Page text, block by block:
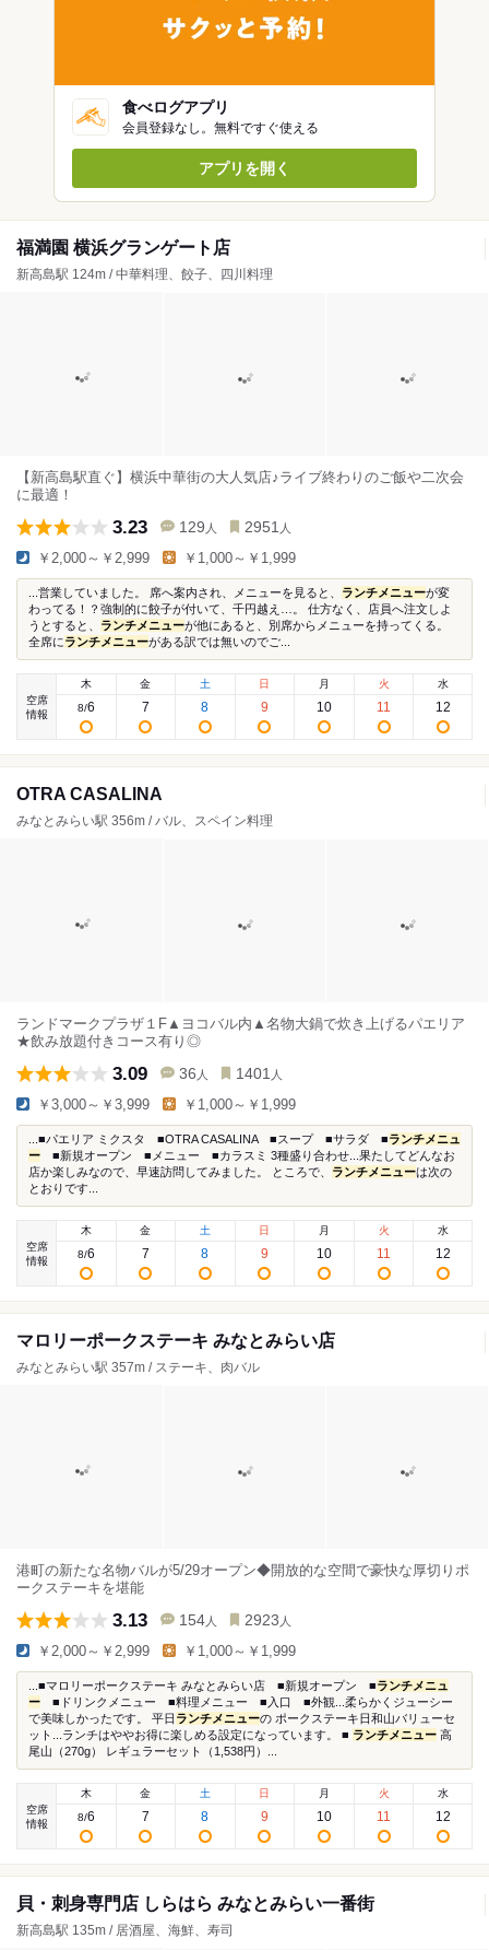
食べログアプリ
会員登録なし。無料ですぐ使える
アプリを開く
福満園 横浜グランゲート店
新高島駅 124m / 中華料理、餃子、四川料理
【新高島駅直ぐ】横浜中華街の大人気店♪ライブ終わりのご飯や二次会
に最適！
3.23 129 人 2951 人
￥2,000～￥2,999 ￥1,000～￥1,999
...営業していました。 席へ案内され、メニューを見ると、 ランチメニューが変
わってる！？強制的に餃子が付いて、千円越え…。 仕方なく、店員へ注文しよ
うとすると、 ランチメニューが他にあると、別席からメニューを持ってくる。
全席にランチメニューがある訳では無いのでご...
空席
情報
木
8/6
金
7
土
8
日
9
月
10
火
11
水
12
OTRA CASALINA
みなとみらい駅 356m / バル、スペイン料理
ランドマークプラザ１F▲ヨコバル内▲名物大鍋で炊き上げるパエリア
★飲み放題付きコース有り◎
3.09 36 人 1401 人
￥3,000～￥3,999 ￥1,000～￥1,999
...■パエリア ミクスタ ■OTRA CASALINA ■スープ ■サラダ ■ランチメニュ
ー ■新規オープン ■メニュー ■カラスミ 3種盛り合わせ...果たしてどんなお
店か楽しみなので、早速訪問してみました。 ところで、 ランチメニューは次の
とおりです...
空席
情報
木
8/6
金
7
土
8
日
9
月
10
火
11
水
12
マロリーポークステーキ みなとみらい店
みなとみらい駅 357m / ステーキ、肉バル
港町の新たな名物バルが5/29オープン◆開放的な空間で豪快な厚切りポ
ークステーキを堪能
3.13 154 人 2923 人
￥2,000～￥2,999 ￥1,000～￥1,999
...■マロリーポークステーキ みなとみらい店 ■新規オープン ■ランチメニュ
ー ■ドリンクメニュー ■料理メニュー ■入口 ■外観...柔らかくジューシー
で美味しかったです。 平日 ランチメニューの ポークステーキ日和山バリューセ
ット...ランチはややお得に楽しめる設定になっています。 ■ ランチメニュー 高
尾山（270g） レギュラーセット（1,538円）...
空席
情報
木
8/6
金
7
土
8
日
9
月
10
火
11
水
12
貝・刺身専門店 しらはら みなとみらい一番街
新高島駅 135m / 居酒屋、海鮮、寿司